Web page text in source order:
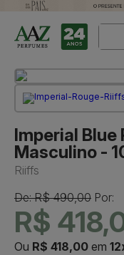
Imperial Blue
Masculino -
Riiffs
De: R$ 490,00 Por:
R$
Ou R$ 418,00 em